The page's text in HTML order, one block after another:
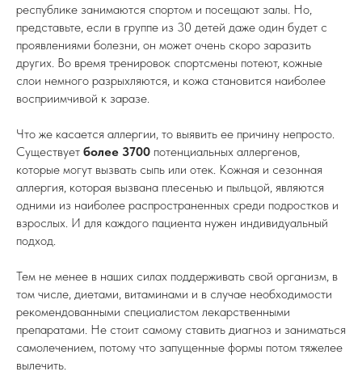
республике занимаются спортом и посещают залы. Но,
представьте, если в группе из 30 детей даже один будет с
проявлениями болезни, он может очень скоро заразить
других. Во время тренировок спортсмены потеют, кожные
слои немного разрыхляются, и кожа становится наиболее
восприимчивой к заразе.
Что же касается аллергии, то выявить ее причину непросто.
Существует более 3700 потенциальных аллергенов,
которые могут вызвать сыпь или отек. Кожная и сезонная
аллергия, которая вызвана плесенью и пыльцой, являются
одними из наиболее распространенных среди подростков и
взрослых. И для каждого пациента нужен индивидуальный
подход.
Тем не менее в наших силах поддерживать свой организм, в
том числе, диетами, витаминами и в случае необходимости
рекомендованными специалистом лекарственными
препаратами. Не стоит самому ставить диагноз и заниматься
самолечением, потому что запущенные формы потом тяжелее
вылечить.